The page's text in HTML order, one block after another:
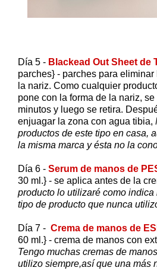
Día 5 - Blackead Out Sheet de
parches} - parches para
la nariz. Como cualquier
pone con la forma de la nariz,
minutos y luego se retira.
enjuagar la zona con agua tibia,
productos de este tipo en casa,
la misma marca y ésta no la
Día 6 - Serum de manos de
30 ml.} - se aplica antes de la
producto lo utilizaré como indica
tipo de producto que nunca
Día 7 - Crema de manos de
60 ml.} - crema de manos con
Tengo muchas cremas de
utilizo siempre,así que una más